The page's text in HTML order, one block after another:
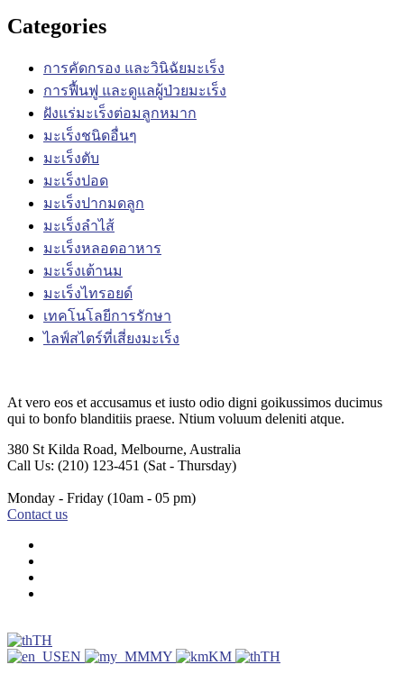
Categories
การคัดกรอง และวินิฉัยมะเร็ง
การฟื้นฟู และดูแลผู้ป่วยมะเร็ง
ฝังแร่มะเร็งต่อมลูกหมาก
มะเร็งชนิดอื่นๆ
มะเร็งตับ
มะเร็งปอด
มะเร็งปากมดลูก
มะเร็งลำไส้
มะเร็งหลอดอาหาร
มะเร็งเต้านม
มะเร็งไทรอยด์
เทคโนโลยีการรักษา
ไลฟ์สไตร์ที่เสี่ยงมะเร็ง
At vero eos et accusamus et iusto odio digni goikussimos ducimus
qui to bonfo blanditiis praese. Ntium voluum deleniti atque.
380 St Kilda Road, Melbourne, Australia
Call Us: (210) 123-451 (Sat - Thursday)
Monday - Friday (10am - 05 pm)
Contact us
TH
EN
MY KM TH